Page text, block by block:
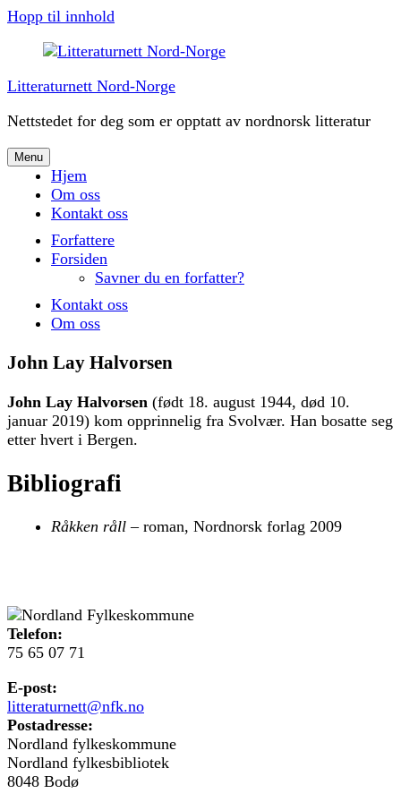
Hopp til innhold
Litteraturnett Nord-Norge
Nettstedet for deg som er opptatt av nordnorsk litteratur
Menu
Hjem
Om oss
Kontakt oss
Forfattere
Forsiden
Savner du en forfatter?
Kontakt oss
Om oss
John Lay Halvorsen
John Lay Halvorsen (født 18. august 1944, død 10.
januar 2019) kom opprinnelig fra Svolvær. Han bosatte seg
etter hvert i Bergen.
Bibliografi
Råkken råll – roman, Nordnorsk forlag 2009
Telefon:
75 65 07 71
E-post:
litteraturnett@nfk.no
Postadresse:
Nordland fylkeskommune
Nordland fylkesbibliotek
8048 Bodø